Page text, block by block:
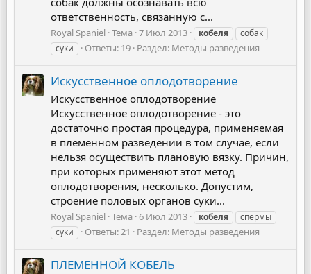
ответственность, связанную с...
Royal Spaniel Тема 7 Июл 2013 кобеля
собак
суки
Ответы: 19 Раздел: Методы разведения
Искусственное оплодотворение
Искусственное оплодотворение
Искусственное оплодотворение - это
достаточно простая процедура, применяемая
в племенном разведении в том случае, если
нельзя осуществить плановую вязку. Причин,
при которых применяют этот метод
оплодотворения, несколько. Допустим,
строение половых органов суки...
Royal Spaniel Тема 6 Июл 2013 кобеля
спермы
суки
Ответы: 21 Раздел: Методы разведения
ПЛЕМЕННОЙ КОБЕЛЬ